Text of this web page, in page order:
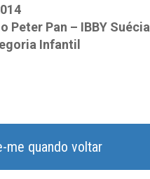
Peter Pan – IBBY Suécia
Infantil
me quando voltar